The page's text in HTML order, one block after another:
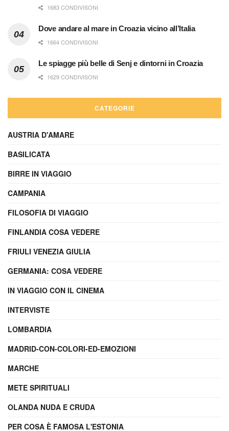
1683 CONDIVISONI
Dove andare al mare in Croazia vicino all’Italia
1664 CONDIVISONI
Le spiagge più belle di Senj e dintorni in Croazia
1629 CONDIVISONI
CATEGORIE
AUSTRIA D'AMARE
BASILICATA
BIRRE IN VIAGGIO
CAMPANIA
FILOSOFIA DI VIAGGIO
FINLANDIA COSA VEDERE
FRIULI VENEZIA GIULIA
GERMANIA: COSA VEDERE
IN VIAGGIO CON IL CINEMA
INTERVISTE
LOMBARDIA
MADRID-CON-COLORI-ED-EMOZIONI
MARCHE
METE SPIRITUALI
OLANDA NUDA E CRUDA
PER COSA È FAMOSA L'ESTONIA